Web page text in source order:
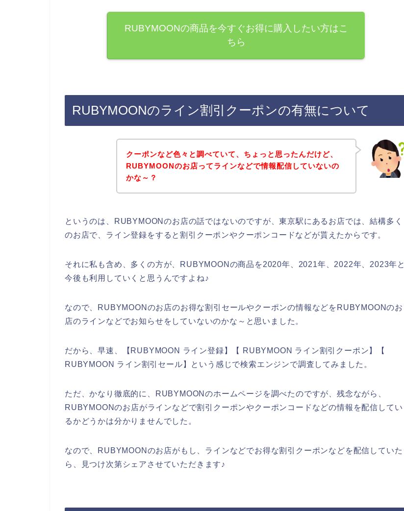
RUBYMOONの商品を今すぐお得に購入したい方はこ
ちら
RUBYMOONのライン割引クーポンの有無について
クーポンなど色々と調べていて、ちょっと思ったんだけど、
RUBYMOONのお店ってラインなどで情報配信していないの
かな～？
というのは、RUBYMOONのお店の話ではないのですが、東京駅にあるお店では、結構多く
のお店で、ライン登録をすると割引クーポンやクーポンコードなどが貰えたからです。
それに私も含め、多くの方が、RUBYMOONの商品を2020年、2021年、2022年、2023年と
今後も利用していくと思うんですよね♪
なので、RUBYMOONのお店のお得な割引セールやクーポンの情報などをRUBYMOONのお
店のラインなどでお知らせをしていないのかな～と思いました。
だから、早速、【RUBYMOON ライン登録】【 RUBYMOON ライン割引クーポン】【
RUBYMOON ライン割引セール】という感じで検索エンジンで調査してみました。
ただ、かなり徹底的に、RUBYMOONのホームページを調べたのですが、残念ながら、
RUBYMOONのお店がラインなどで割引クーポンやクーポンコードなどの情報を配信してい
るかどうかは分かりませんでした。
なので、RUBYMOONのお店がもし、ラインなどでお得な割引クーポンなどを配信していた
ら、見つけ次第シェアさせていただきます♪